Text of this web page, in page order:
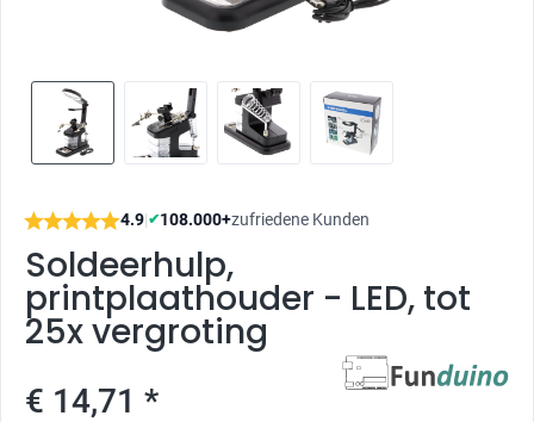
4.9|✔108.000+zufriedene Kunden
Soldeerhulp,
printplaathouder - LED, tot
25x vergroting
€ 14,71 *